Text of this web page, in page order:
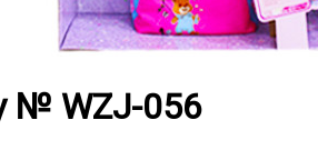
№ WZJ-056